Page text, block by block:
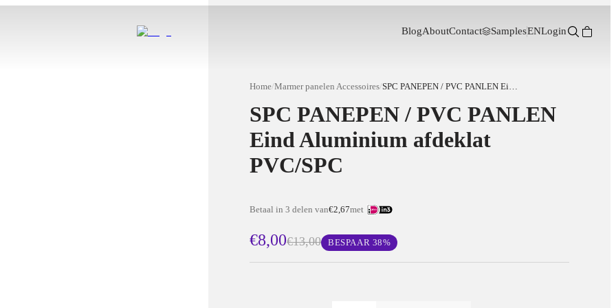
BlogAboutContact SamplesENLogin
Home/Marmer panelen Accessoires/ SPC PANEPEN / PVC PANLEN Eind Aluminium afdeklat PVC/SPC
SPC PANEPEN / PVC PANLEN
Eind Aluminium afdeklat
PVC/SPC
Betaal in 3 delen van€2,67met
€8,00€13,00 BESPAAR 38%